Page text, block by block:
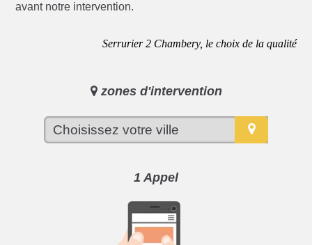
avant notre intervention.
Serrurier 2 Chambery, le choix de la qualité
zones d'intervention
1 Appel